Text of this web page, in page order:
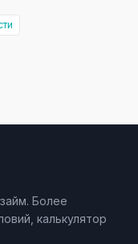
Более
калькулятор